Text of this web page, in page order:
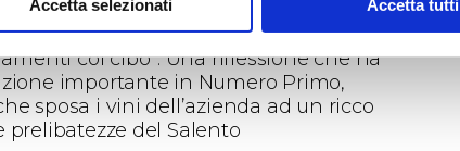
Accetta selezionati Accetta tutti
tante le occasioni di consumo –
– e vengono premiati i vini più
col cibo”. Una riflessione che ha
importante in Numero Primo,
sposa i vini dell’azienda ad un ricco
del Salento